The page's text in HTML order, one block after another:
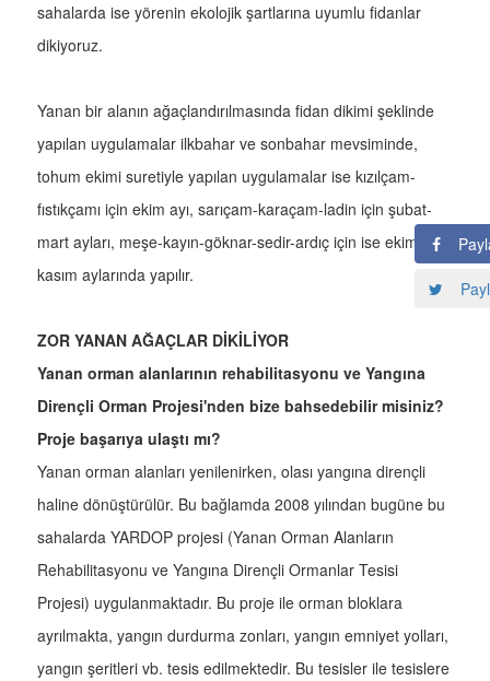
sahalarda ise yörenin ekolojik şartlarına uyumlu fidanlar
dikiyoruz.
Yanan bir alanın ağaçlandırılmasında fidan dikimi şeklinde
yapılan uygulamalar ilkbahar ve sonbahar mevsiminde,
tohum ekimi suretiyle yapılan uygulamalar ise kızılçam-
fıstıkçamı için ekim ayı, sarıçam-karaçam-ladin için şubat-
mart ayları, meşe-kayın-göknar-sedir-ardıç için ise ekim-
kasım aylarında yapılır.
ZOR YANAN AĞAÇLAR DİKİLİYOR
Yanan orman alanlarının rehabilitasyonu ve Yangına
Dirençli Orman Projesi'nden bize bahsedebilir misiniz?
Proje başarıya ulaştı mı?
Yanan orman alanları yenilenirken, olası yangına dirençli
haline dönüştürülür. Bu bağlamda 2008 yılından bugüne bu
sahalarda YARDOP projesi (Yanan Orman Alanların
Rehabilitasyonu ve Yangına Dirençli Ormanlar Tesisi
Projesi) uygulanmaktadır. Bu proje ile orman bloklara
ayrılmakta, yangın durdurma zonları, yangın emniyet yolları,
yangın şeritleri vb. tesis edilmektedir. Bu tesisler ile tesislere